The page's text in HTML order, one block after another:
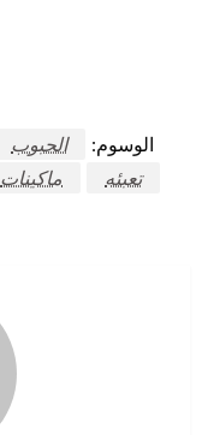
الوسوم: الحبوب
تعبئه
ماكينات